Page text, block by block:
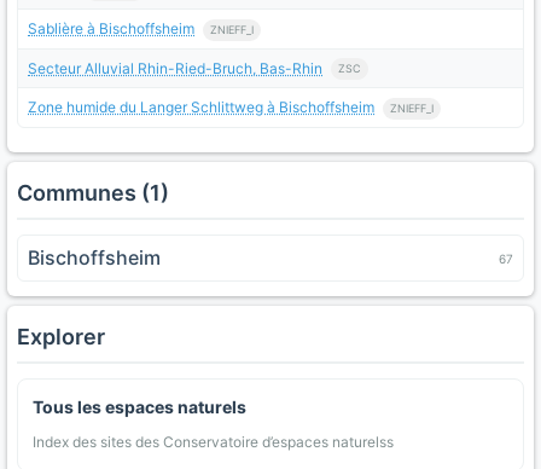
Sablière à Bischoffsheim ZNIEFF_I
Secteur Alluvial Rhin-Ried-Bruch, Bas-Rhin ZSC
Zone humide du Langer Schlittweg à Bischoffsheim ZNIEFF_I
Communes (1)
Bischoffsheim 67
Explorer
Tous les espaces naturels
Index des sites des Conservatoire d’espaces naturelss